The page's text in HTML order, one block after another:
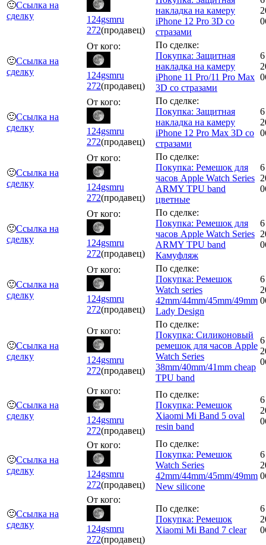
🙂Ссылка на
сделку
124gsmru
272(продавец)
накладка на камеру
iPhone 12 Pro 3D со
стразами
🙂Ссылка на
сделку
От кого:
124gsmru
272(продавец)
По сделке:
Покупка: Защитная
накладка на камеру
iPhone 11 Pro/11 Pro Max
3D со стразами
🙂Ссылка на
сделку
От кого:
124gsmru
272(продавец)
По сделке:
Покупка: Защитная
накладка на камеру
iPhone 12 Pro Max 3D со
стразами
🙂Ссылка на
сделку
От кого:
124gsmru
272(продавец)
По сделке:
Покупка: Ремешок для
часов Apple Watch Series
ARMY TPU band
цветные
🙂Ссылка на
сделку
От кого:
124gsmru
272(продавец)
По сделке:
Покупка: Ремешок для
часов Apple Watch Series
ARMY TPU band
Камуфляж
🙂Ссылка на
сделку
От кого:
124gsmru
272(продавец)
По сделке:
Покупка: Ремешок
Watch series
42mm/44mm/45mm/49mm
Lady Design
🙂Ссылка на
сделку
От кого:
124gsmru
272(продавец)
По сделке:
Покупка: Силиконовый
ремешок для часов Apple
Watch Series
38mm/40mm/41mm cheap
TPU band
🙂Ссылка на
сделку
От кого:
124gsmru
272(продавец)
По сделке:
Покупка: Ремешок
Xiaomi Mi Band 5 oval
resin band
🙂Ссылка на
сделку
От кого:
124gsmru
272(продавец)
По сделке:
Покупка: Ремешок
Watch Series
42mm/44mm/45mm/49mm
New silicone
🙂Ссылка на
сделку
От кого:
124gsmru
272(продавец)
По сделке:
Покупка: Ремешок
Xiaomi Mi Band 7 clear